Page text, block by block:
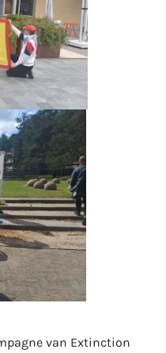
van Extinction